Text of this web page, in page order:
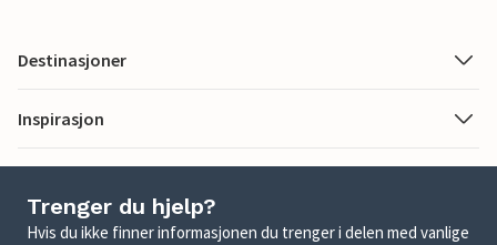
Destinasjoner
Inspirasjon
Trenger du hjelp?
Hvis du ikke finner informasjonen du trenger i delen med vanlige